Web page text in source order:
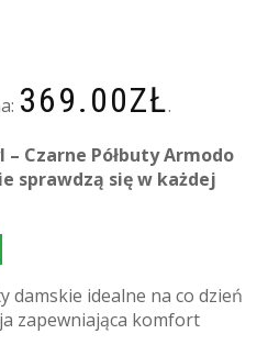
369.00ZŁ.
Czarne Półbuty Armodo
sprawdzą się w każdej
damskie idealne na co dzień
zapewniająca komfort